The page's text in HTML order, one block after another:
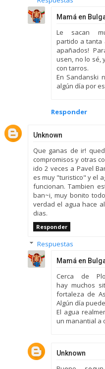
Mamá en
Le sacan
partido a tanta
apañados!
usen, no lo sé,
con tarros.
En Sandanski
algún día por
Responder
Unknown
Que ganas de ir!
compromisos y otras
ido 2 veces a Pavel
es muy "turistico" y el
funcionan. Tambien
ban~i, muy bonito
verdad el agua hace
dias.
Responder
Respuestas
Mamá en
Cerca de
hay muchos
fortaleza de
Algún día
El agua
un manantial a
Unknown